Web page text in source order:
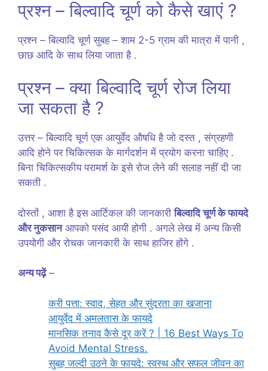
प्रश्न – बिल्वादि चूर्ण को कैसे खाएं ?
प्रश्न – बिल्वादि चूर्ण सुबह – शाम 2-5 ग्राम की मात्रा में पानी ,
छाछ आदि के साथ लिया जाता है .
प्रश्न – क्या बिल्वादि चूर्ण रोज लिया
जा सकता है ?
उत्तर – बिल्वादि चूर्ण एक आयुर्वेद औषधि है जो दस्त , संग्रहणी
आदि होने पर चिकित्सक के मार्गदर्शन में प्रयोग करना चाहिए .
बिना चिकित्सकीय परामर्श के इसे रोज लेने की सलाह नहीं दी जा
सकती .
दोस्तों , आशा है इस आर्टिकल की जानकारीबिल्वादि चूर्ण के फायदे
और नुकसानआपको पसंद आयी होगी . अगले लेख में अन्य किसी
उपयोगी और रोचक जानकारी के साथ हाजिर होंगे .
अन्य पढ़ें–
करी पत्ता: स्वाद, सेहत और सुंदरता का खजाना
आयुर्वेद में अमलतास के फायदे
मानसिक तनाव कैसे दूर करें ? | 16 Best Ways To
Avoid Mental Stress.
सुबह जल्दी उठने के फायदे: स्वस्थ और सफल जीवन का